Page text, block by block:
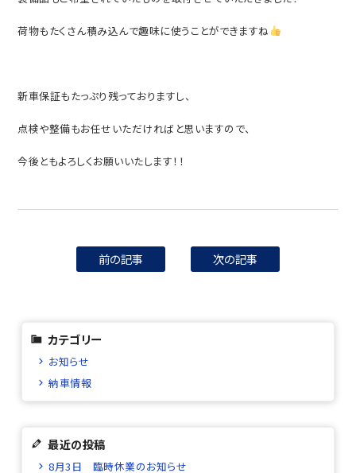
荷物もたくさん積み込んで趣味に使うことができますね
新車保証もたっぷり残っておりますし、
点検や整備もお任せいただければと思いますので、
今後ともよろしくお願いいたします！！
前の記事 次の記事
カテゴリー
お知らせ
納車情報
最近の投稿
8月3日 臨時休業のお知らせ